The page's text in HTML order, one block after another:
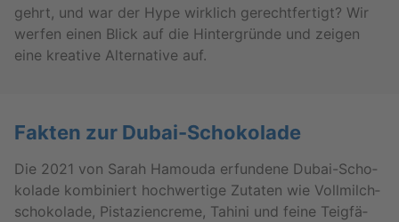
gehrt, und war der Hype wirk­lich ge­recht­fer­tigt? Wir
wer­fen einen Blick auf die Hin­ter­grün­de und zei­gen
eine krea­ti­ve Al­ter­na­ti­ve auf.
Fak­ten zur Du­bai-Scho­ko­la­de
Die 2021 von Sarah Ha­mou­da er­fun­de­ne Du­bai-Scho­
ko­la­de kom­bi­niert hoch­wer­ti­ge Zu­ta­ten wie Voll­milch­
scho­ko­la­de, Pis­ta­zi­en­creme, Ta­hi­ni und feine Teig­fä­